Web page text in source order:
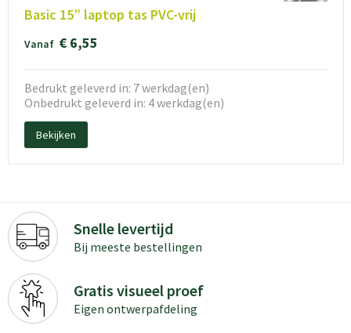
Basic 15” laptop tas PVC-vrij
Vanaf € 6,55
Bedrukt geleverd in: 7 werkdag(en)
Onbedrukt geleverd in: 4 werkdag(en)
Bekijken
Snelle levertijd
Bij meeste bestellingen
Gratis visueel proef
Eigen ontwerpafdeling